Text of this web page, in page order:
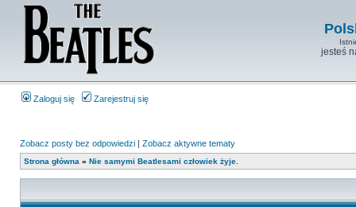
jesteś
Zaloguj się Zarejestruj się
Zobacz posty bez odpowiedzi | Zobacz aktywne tematy
Strona główna » Nie samymi Beatlesami człowiek żyje.